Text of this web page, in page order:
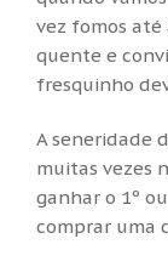
vez fomos até
quente e
fresquinho
A seneridade
muitas vezes
ganhar o 1º
comprar uma